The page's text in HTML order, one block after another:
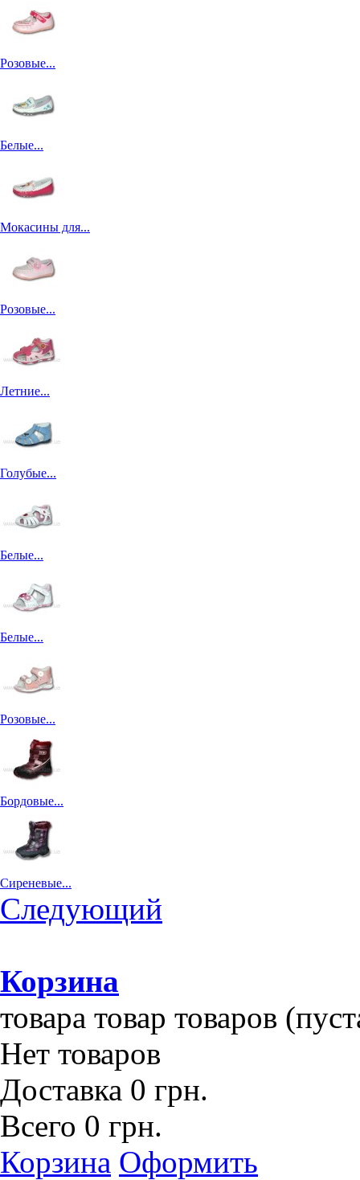
Розовые...
Белые...
Мокасины для...
Розовые...
Летние...
Голубые...
Белые...
Белые...
Розовые...
Бордовые...
Сиреневые...
Следующий
Корзина
товара товар товаров
Нет товаров
Доставка 0 грн.
Всего 0 грн.
Корзина Оформить